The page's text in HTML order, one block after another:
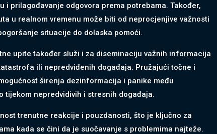
i prilagođavanje odgovora prema potrebama. Također,
u realnom vremenu može biti od neprocjenjive važnosti
situacije do dolaska pomoći.
upite također služi i za diseminaciju važnih informacija
ili nepredviđenih događaja. Pružajući točne i
širenja dezinformacija i panike među
tijekom nepredvidivih i stresnih događaja.
trenutne reakcije i pouzdanosti, što je ključno za
kada se čini da je suočavanje s problemima najteže.